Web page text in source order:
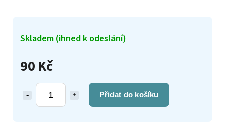
90 Kč
Přidat do košíku
Skladem (ihned k odeslání)